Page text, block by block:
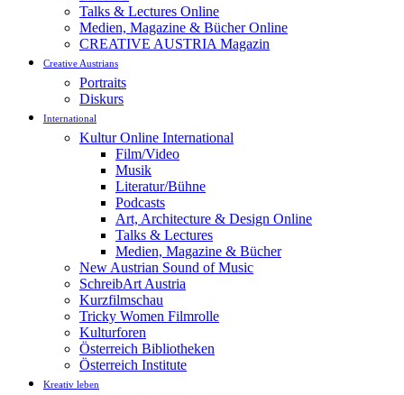
Talks & Lectures Online
Medien, Magazine & Bücher Online
CREATIVE AUSTRIA Magazin
Creative Austrians
Portraits
Diskurs
International
Kultur Online International
Film/Video
Musik
Literatur/Bühne
Podcasts
Art, Architecture & Design Online
Talks & Lectures
Medien, Magazine & Bücher
New Austrian Sound of Music
SchreibArt Austria
Kurzfilmschau
Tricky Women Filmrolle
Kulturforen
Österreich Bibliotheken
Österreich Institute
Kreativ leben